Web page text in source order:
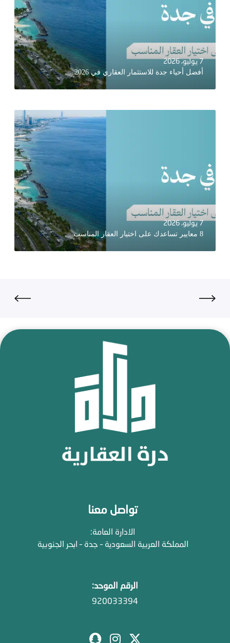
7 يوليو، 2026
أفضل أحياء جدة للاستثمار العقاري في 2026
7 يوليو، 2026
8 معايير تساعدك على اختيار العقار المناسب
تواصل معنا
الادارة العامة:
المملكة العربية السعودية – جدة – ابحر الجنوبية
الرقم الموحد:
920033394